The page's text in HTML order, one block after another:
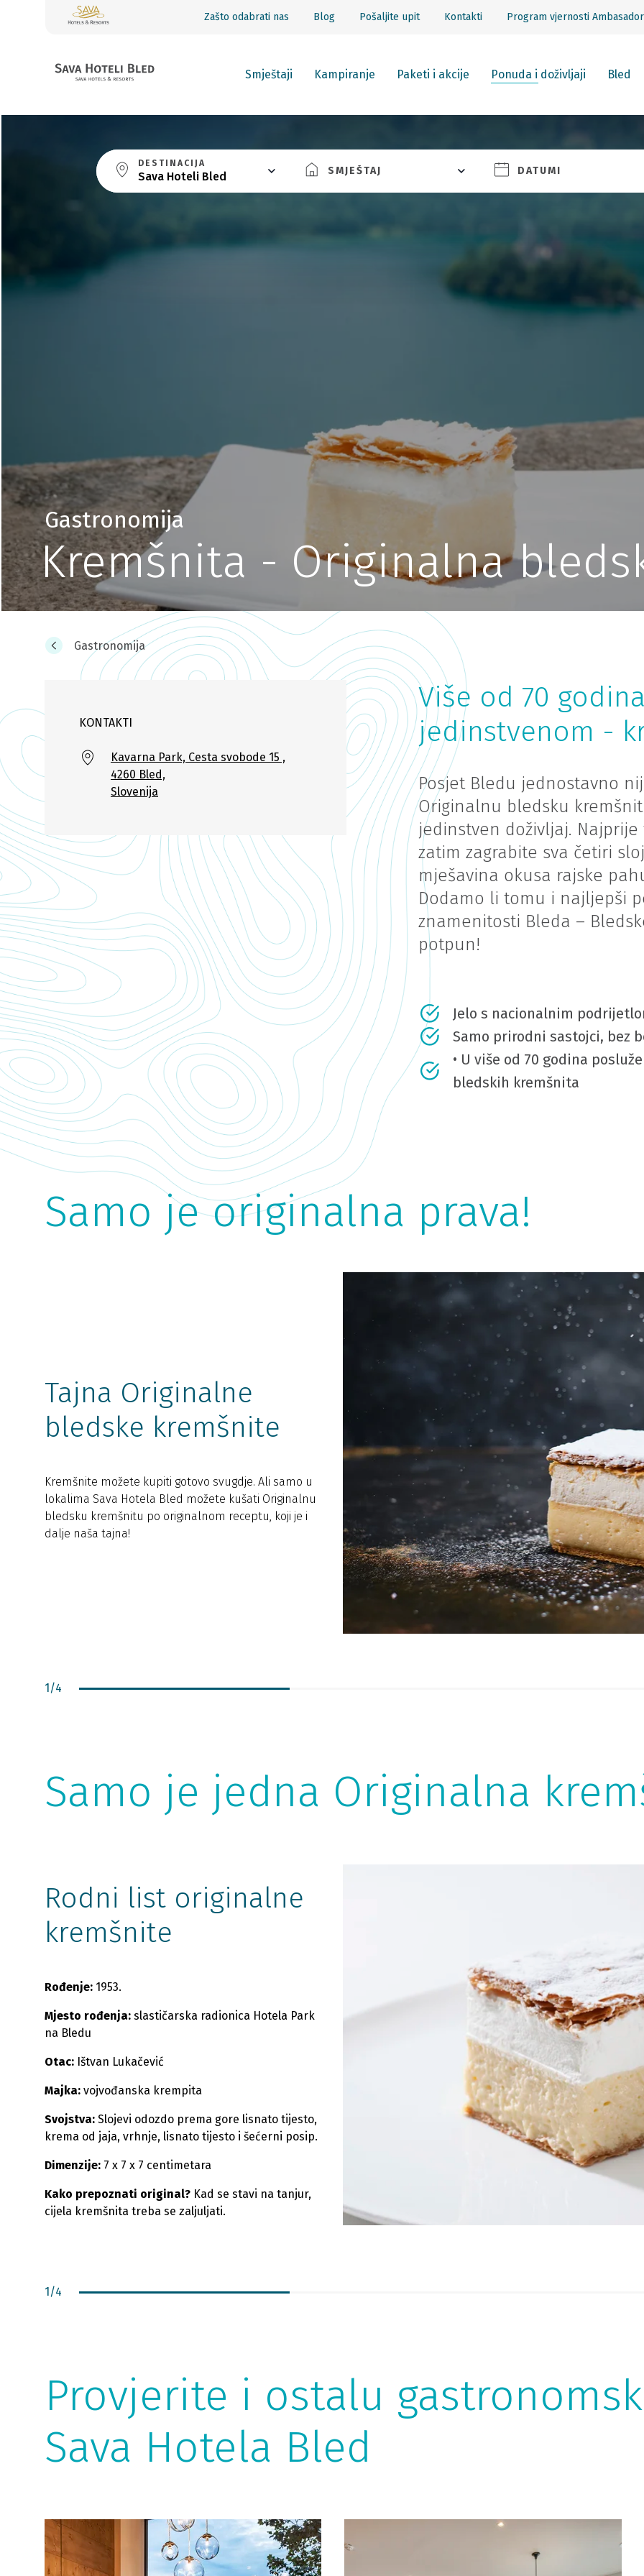
Zašto odabrati nas Blog Pošaljite upit Kontakti Program vjernosti Ambasador
Smještaji Kampiranje Paketi i akcije Ponuda i doživljaji Bled
DESTINACIJA
Sava Hoteli Bled SMJEŠTAJ DATUMI
Gastronomija
Kremšnita - Originalna
Gastronomija
Više od 70
jedinstvenom -
Posjet Bledu jednostavno
Originalnu bledsku
jedinstven doživljaj.
zatim zagrabite sva četiri
mješavina okusa rajske
Dodamo li tomu i najljepši
znamenitosti Bleda –
potpun!
Jelo s nacionalnim
Samo prirodni sastojci, bez
• U više od 70 godina
bledskih kremšnita
KONTAKTI
Kavarna Park, Cesta svobode 15 ,
4260 Bled,
Slovenija
Samo je originalna prava!
Tajna Originalne
bledske kremšnite
Kremšnite možete kupiti gotovo svugdje. Ali samo u
lokalima Sava Hotela Bled možete kušati Originalnu
bledsku kremšnitu po originalnom receptu, koji je i
dalje naša tajna!
Svaki dan svježe
Originalne bledske kremšnite pripremamo u
slastičarskoj radionici hotela Park, svaki dan po istom
postupku. Tako vas svaki dan čekaju mirisne svježe
kremšnite!
1/4
Samo je jedna Originalna
Rodni list originalne
kremšnite
Rođenje: 1953.
Mjesto rođenja: slastičarska radionica Hotela Park
na Bledu
Otac: Ištvan Lukačević
Majka: vojvođanska krempita
Svojstva: Slojevi odozdo prema gore lisnato tijesto,
krema od jaja, vrhnje, lisnato tijesto i šećerni posip.
Dimenzije: 7 x 7 x 7 centimetara
Kako prepoznati original? Kad se stavi na tanjur,
cijela kremšnita treba se zaljuljati.
Originalne bledske kremšnite izrađujemo u
slastičarskoj radionici Hotela Park, no možete ih kušati
u svim lokalima, restoranima i hotelima Sava Hotela
Bled. Strogo se držimo originalnog recepta iz 1953.
godine. U pripremi upotrebljavamo prirodne sastojke:
jaja, brašno, slatko vrhnje, šećer i maslac. Originalne
kremšnite ne sadržavaju nikakva bojila, konzervanse i
druge aditive, zato se pripremaju svakodnevno
U
a
1/4
Provjerite i ostalu
Sava Hotela Bled